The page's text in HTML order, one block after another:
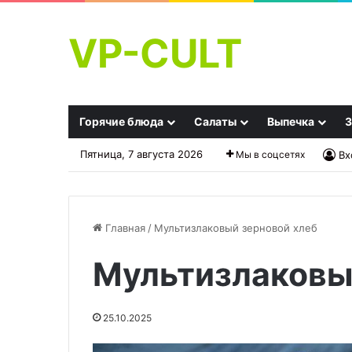
VP-CULT
Горячие блюда Салаты Выпечка
Пятница, 7 августа 2026 Мы в соцсетях
Главная / Мультизлаковый зерновой хлеб
25.10.2025
Голень
индейки,